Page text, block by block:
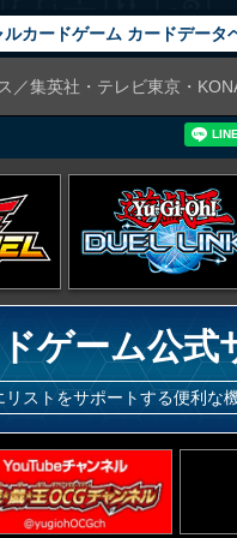
カードゲーム カードデータ
／集英社・テレビ東京・
ゲーム公式
リストをサポートする便利な